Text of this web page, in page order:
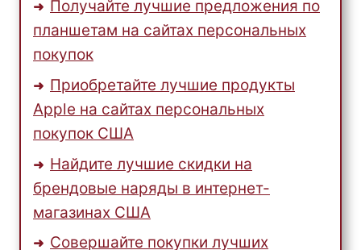
Получайте лучшие предложения по
планшетам на сайтах персональных
покупок
Приобретайте лучшие продукты
Apple на сайтах персональных
покупок США
Найдите лучшие скидки на
брендовые наряды в интернет-
магазинах США
Совершайте покупки лучших